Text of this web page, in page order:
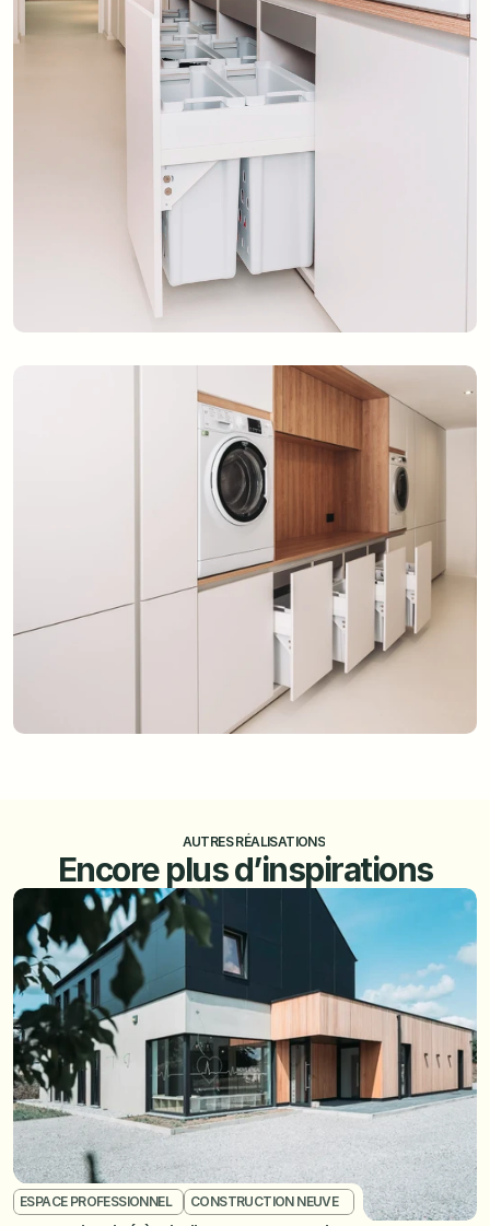
AUTRES RÉALISATIONS
Encore plus d’inspirations
ESPACE PROFESSIONNEL CONSTRUCTION NEUVE